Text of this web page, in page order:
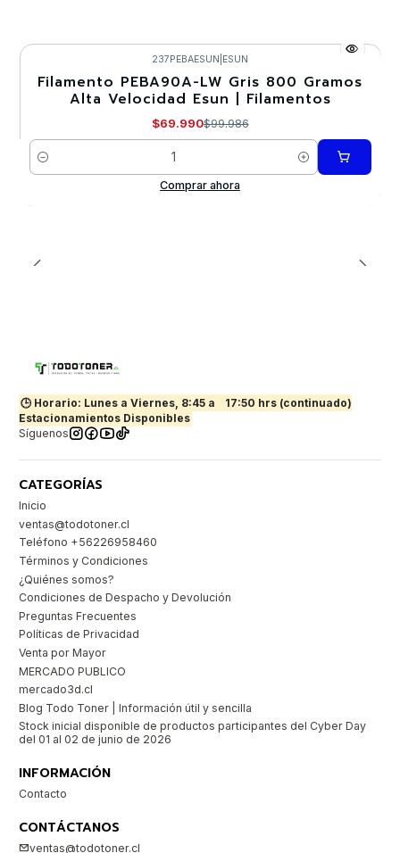
-30%
237PEBAESUN ESUN
Filamento PEBA90A-LW Gris 800 Gramos
Alta Velocidad Esun | Filamentos
$69.990$99.986
Cantidad
Comprar ahora
🕒 Horario: Lunes a Viernes, 8:45 a
17:50 hrs (continuado)
Estacionamientos Disponibles
Síguenos
CATEGORÍAS
Inicio
ventas@todotoner.cl
Teléfono +56226958460
Términos y Condiciones
¿Quiénes somos?
Condiciones de Despacho y Devolución
Preguntas Frecuentes
Políticas de Privacidad
Venta por Mayor
MERCADO PUBLICO
mercado3d.cl
Blog Todo Toner | Información útil y sencilla
Stock inicial disponible de productos participantes del Cyber Day
del 01 al 02 de junio de 2026
INFORMACIÓN
Contacto
CONTÁCTANOS
ventas@todotoner.cl